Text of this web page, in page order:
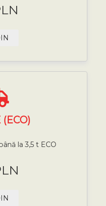
(ECO)
la 3,5 t ECO